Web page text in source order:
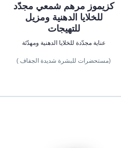
كزيموز مرهم شمعي مجدّد
للخلايا الدهنية ومزيل
للتهيجات
عناية مجدّدة للخلايا الدهنية ومهدّئة
(مستحضرات للبشرة شديدة الجفاف )